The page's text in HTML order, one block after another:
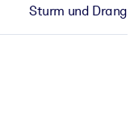
Sturm und Drang